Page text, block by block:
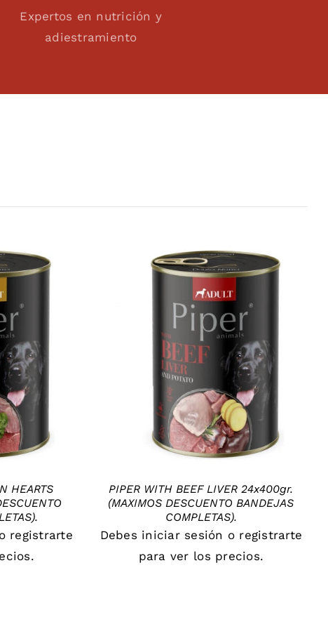
Expertos en nutrición y
adiestramiento
HEARTS
o registrarte
DETAILS
PIPER WITH BEEF LIVER 24x400gr.
(MAXIMOS DESCUENTO BANDEJAS
COMPLETAS).
Debes iniciar sesión o registrarte
para ver los precios.